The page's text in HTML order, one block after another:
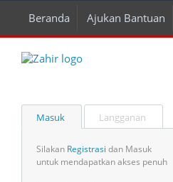
Beranda Ajukan Bantuan
Masuk Langganan
Silakan Registrasi dan Masuk
untuk mendapatkan akses penuh